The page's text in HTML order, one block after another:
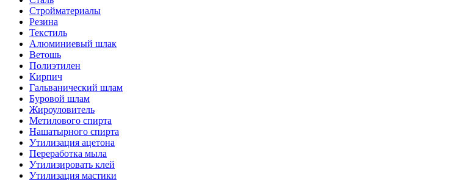
Стройматериалы
Резина
Текстиль
Алюминиевый шлак
Ветошь
Полиэтилен
Кирпич
Гальванический шлам
Буровой шлам
Жироуловитель
Метилового спирта
Нашатырного спирта
Утилизация ацетона
Переработка мыла
Утилизировать клей
Утилизация мастики